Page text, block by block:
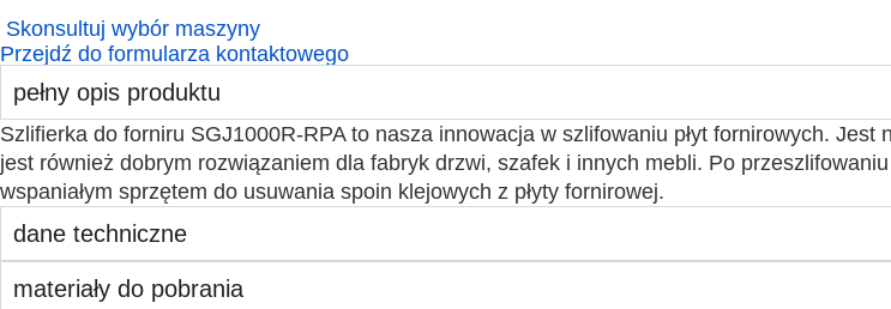
Skonsultuj wybór maszyny
Przejdź do formularza kontaktowego
pełny opis produktu
Szlifierka do forniru SGJ1000R-RPA to nasza innowacja w szlifowaniu płyt fornirowych.
jest również dobrym rozwiązaniem dla fabryk drzwi, szafek i innych mebli. Po
wspaniałym sprzętem do usuwania spoin klejowych z płyty fornirowej.
dane techniczne
materiały do pobrania